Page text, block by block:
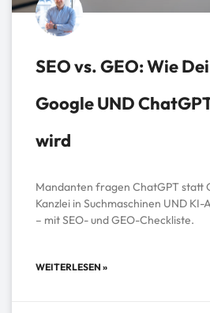
SEO vs. GEO: Wie
Google UND
wird
Mandanten fragen ChatGPT statt
Kanzlei in Suchmaschinen UND
– mit SEO- und GEO-Checkliste.
WEITERLESEN »